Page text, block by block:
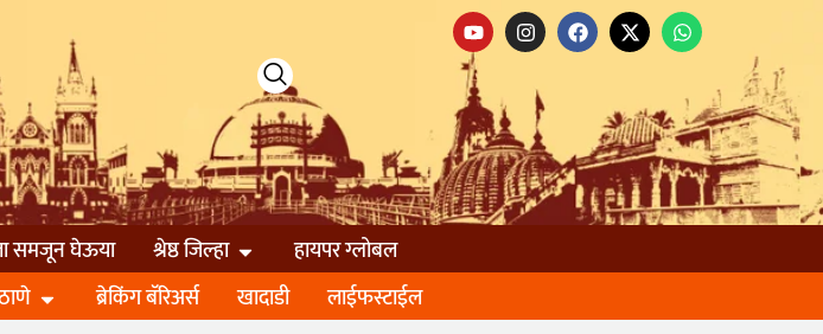
समजून घेऊया श्रेष्ठ जिल्हा
हायपर ग्लोबल
ब्रेकिंग बॅरिअर्स खादाडी लाईफस्टाईल